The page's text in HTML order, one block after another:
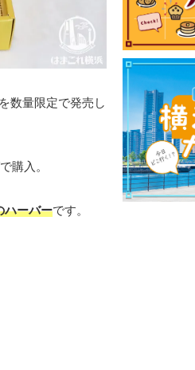
数量限定で発売し
購入。
ハーバーです。